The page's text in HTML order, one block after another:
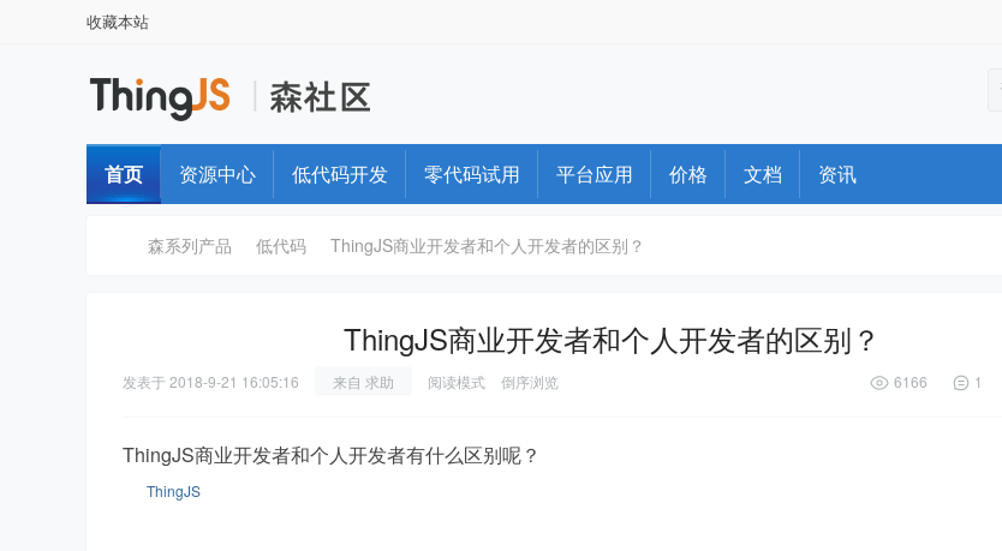
收藏本站
首页 资源中心 低代码开发 零代码试用 平台应用 价格 文档 资讯
森系列产品 低代码 ThingJS商业开发者和个人开发者的区别？
ThingJS商业开发者和个人开发者的区别？
发表于2018-9-21 16:05:16 来自 求助 阅读模式 倒序浏览 6166 1
ThingJS商业开发者和个人开发者有什么区别呢？
ThingJS